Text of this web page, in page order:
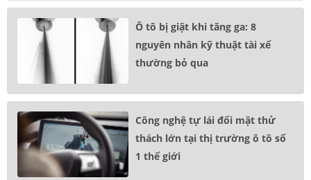
Ô tô bị giật khi tăng ga: 8
nguyên nhân kỹ thuật tài xế
thường bỏ qua
Công nghệ tự lái đối mặt thử
thách lớn tại thị trường ô tô số
1 thế giới